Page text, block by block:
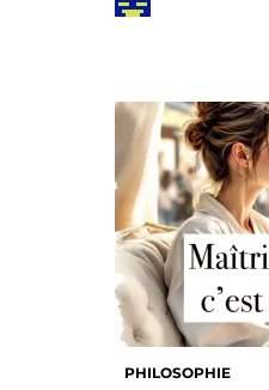
PHILOSOPHIE